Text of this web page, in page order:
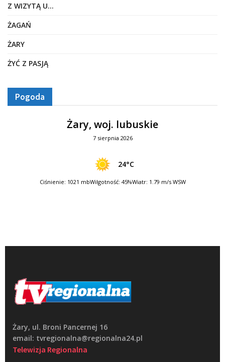
Z WIZYTĄ U…
ŻAGAŃ
ŻARY
ŻYĆ Z PASJĄ
Pogoda
Żary, woj. lubuskie
7 sierpnia 2026
24°C
Ciśnienie: 1021 mbWilgotność: 45%Wiatr: 1.79 m/s WSW
Żary, ul. Broni Pancernej 16
email: tvregionalna@regionalna24.pl
Telewizja Regionalna